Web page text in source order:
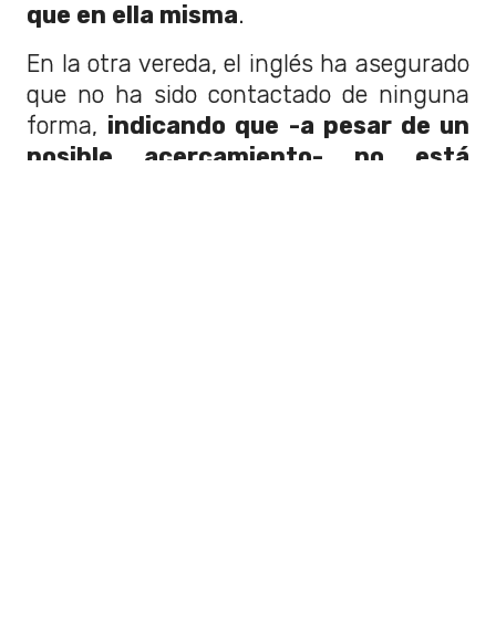
que en ella misma.
En la otra vereda, el inglés ha asegurado
que no ha sido contactado de ninguna
forma, indicando que -a pesar de un
posible acercamiento- no está